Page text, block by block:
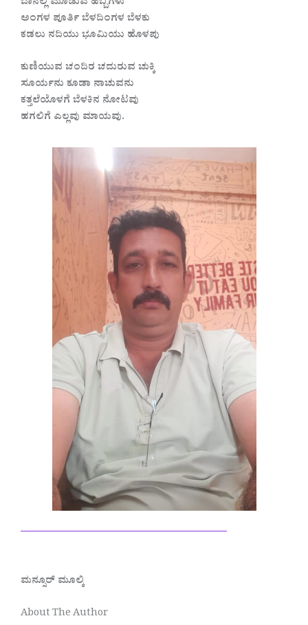
ಅಂಗಳ ಪೂರ್ತಿ ಬೆಳದಿಂಗಳ ಬೆಳಕು
ಕಡಲು ನದಿಯು ಭೂಮಿಯು ಹೊಳಪು
ಕುಣಿಯುವ ಚಂದಿರ ಚದುರುವ ಚುಕ್ಕಿ
ಸೂರ್ಯನು ಕೂಡಾ ನಾಚುವನು
ಕತ್ತಲೆಯೊಳಗೆ ಬೆಳಕಿನ ನೋಟವು
ಹಗಲಿಗೆ ಎಲ್ಲವು ಮಾಯವು.
————————————–
ಮನ್ಸೂರ್ ಮೂಲ್ಕಿ
About The Author